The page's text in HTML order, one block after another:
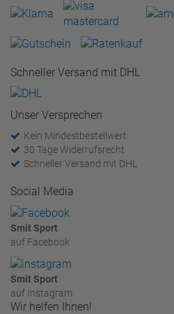
Schneller Versand mit DHL
Unser Versprechen
Kein Mindestbestellwert
30 Tage Widerrufsrecht
Schneller Versand mit DHL
Social Media
Smit Sport
auf Facebook
Smit Sport
auf Instagram
Wir helfen Ihnen!